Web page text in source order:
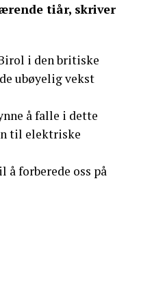
tiår, skriver
i den britiske
ubøyelig vekst
å falle i dette
til elektriske
forberede oss på